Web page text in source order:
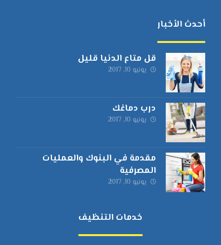
أحدث الأخبار
قل متاع الدنيا قليل
يونيو 10, 2017
درب دماغك
يونيو 10, 2017
مقدمة في البنوك والعمليات
المصرفية
يونيو 10, 2017
خدمات التنظيف